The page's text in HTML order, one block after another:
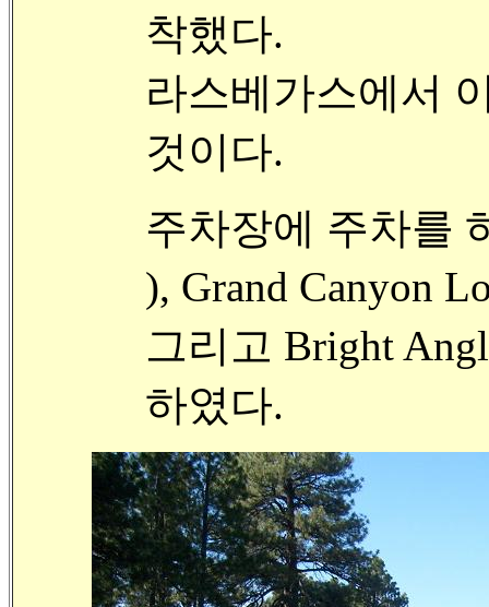
착했다.
라스베가스에서
것이다.
주차장에 주차를
), Grand Canyon
그리고 Bright
하였다.